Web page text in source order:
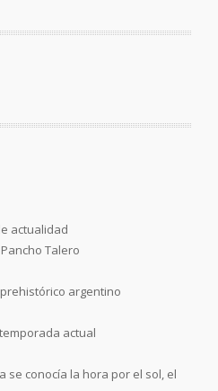
actualidad
Talero
argentino
actual
se conocía la hora por el sol, el